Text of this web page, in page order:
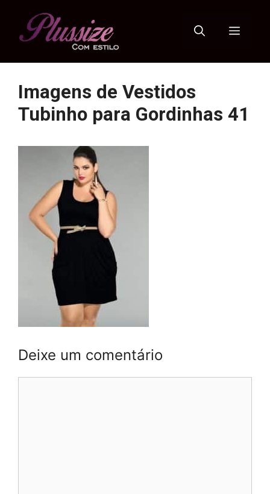
Menu
Imagens de Vestidos
Tubinho para Gordinhas 41
Deixe um comentário